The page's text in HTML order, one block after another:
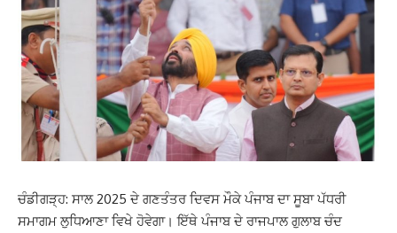
ਚੰਡੀਗੜ੍ਹ: ਸਾਲ 2025 ਦੇ ਗਣਤੰਤਰ ਦਿਵਸ ਮੌਕੇ ਪੰਜਾਬ ਦਾ ਸੂਬਾ ਪੱਧਰੀ
ਸਮਾਗਮ ਲੁਧਿਆਣਾ ਵਿਖੇ ਹੋਵੇਗਾ। ਇੱਥੇ ਪੰਜਾਬ ਦੇ ਰਾਜਪਾਲ ਗੁਲਾਬ ਚੰਦ